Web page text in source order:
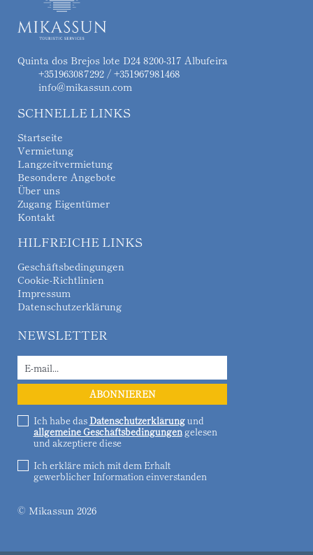
Quinta dos Brejos lote D24 8200-317 Albufeira
+351963087292 / +351967981468
info@mikassun.com
SCHNELLE LINKS
Startseite
Vermietung
Langzeitvermietung
Besondere Angebote
Über uns
Zugang Eigentümer
Kontakt
HILFREICHE LINKS
Geschäftsbedingungen
Cookie-Richtlinien
Impressum
Datenschutzerklärung
NEWSLETTER
Ich habe dasDatenschutzerklärungund
allgemeine Geschäftsbedingungengelesen
und akzeptiere diese
Ich erkläre mich mit dem Erhalt
gewerblicher Information einverstanden
© Mikassun 2026